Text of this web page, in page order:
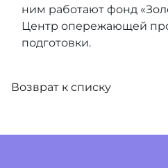
ним работают фонд
Центр опережающей
подготовки.
Возврат к списку